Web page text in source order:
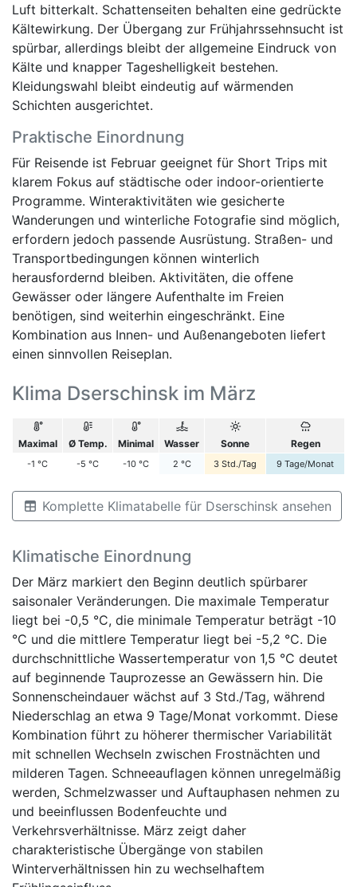
Luft bitterkalt. Schattenseiten behalten eine gedrückte
Kältewirkung. Der Übergang zur Frühjahrssehnsucht ist
spürbar, allerdings bleibt der allgemeine Eindruck von
Kälte und knapper Tageshelligkeit bestehen.
Kleidungswahl bleibt eindeutig auf wärmenden
Schichten ausgerichtet.
Praktische Einordnung
Für Reisende ist Februar geeignet für Short Trips mit
klarem Fokus auf städtische oder indoor-orientierte
Programme. Winteraktivitäten wie gesicherte
Wanderungen und winterliche Fotografie sind möglich,
erfordern jedoch passende Ausrüstung. Straßen- und
Transportbedingungen können winterlich
herausfordernd bleiben. Aktivitäten, die offene
Gewässer oder längere Aufenthalte im Freien
benötigen, sind weiterhin eingeschränkt. Eine
Kombination aus Innen- und Außenangeboten liefert
einen sinnvollen Reiseplan.
Klima Dserschinsk im März
Maximal Ø Temp. Minimal Wasser Sonne Regen
-1 °C -5 °C -10 °C 2 °C 3 Std./Tag 9 Tage/Monat
Komplette Klimatabelle für Dserschinsk ansehen
Klimatische Einordnung
Der März markiert den Beginn deutlich spürbarer
saisonaler Veränderungen. Die maximale Temperatur
liegt bei -0,5 °C, die minimale Temperatur beträgt -10
°C und die mittlere Temperatur liegt bei -5,2 °C. Die
durchschnittliche Wassertemperatur von 1,5 °C deutet
auf beginnende Tauprozesse an Gewässern hin. Die
Sonnenscheindauer wächst auf 3 Std./Tag, während
Niederschlag an etwa 9 Tage/Monat vorkommt. Diese
Kombination führt zu höherer thermischer Variabilität
mit schnellen Wechseln zwischen Frostnächten und
milderen Tagen. Schneeauflagen können unregelmäßig
werden, Schmelzwasser und Auftauphasen nehmen zu
und beeinflussen Bodenfeuchte und
Verkehrsverhältnisse. März zeigt daher
charakteristische Übergänge von stabilen
Winterverhältnissen hin zu wechselhaftem